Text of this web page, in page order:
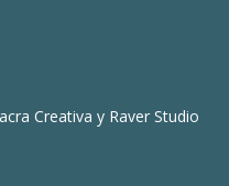
Creativa y Raver Studio